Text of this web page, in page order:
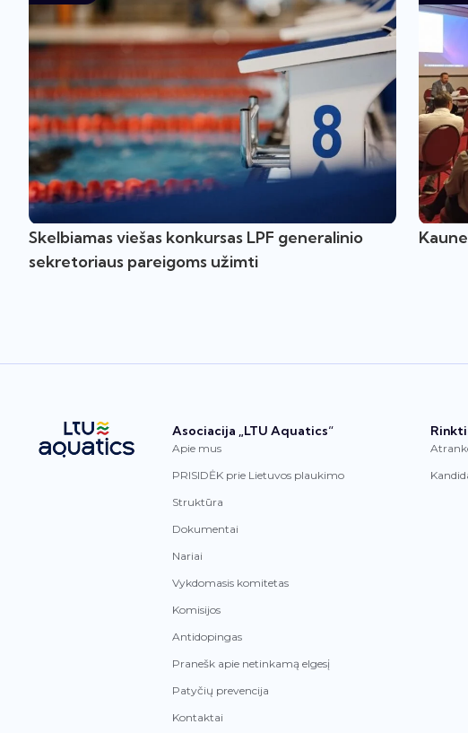
Skelbiamas viešas konkursas LPF generalinio
sekretoriaus pareigoms užimti
Asociacija „LTU Aquatics“
Apie mus
PRISIDĖK prie Lietuvos plaukimo
Struktūra
Dokumentai
Nariai
Vykdomasis komitetas
Komisijos
Antidopingas
Pranešk apie netinkamą elgesį
Patyčių prevencija
Kontaktai